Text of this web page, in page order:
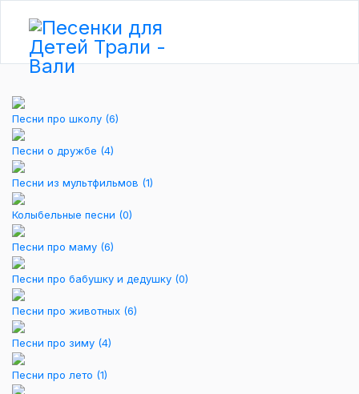
Песни про школу (6)
Песни о дружбе (4)
Песни из мультфильмов (1)
Колыбельные песни (0)
Песни про маму (6)
Песни про бабушку и дедушку (0)
Песни про животных (6)
Песни про зиму (4)
Песни про лето (1)